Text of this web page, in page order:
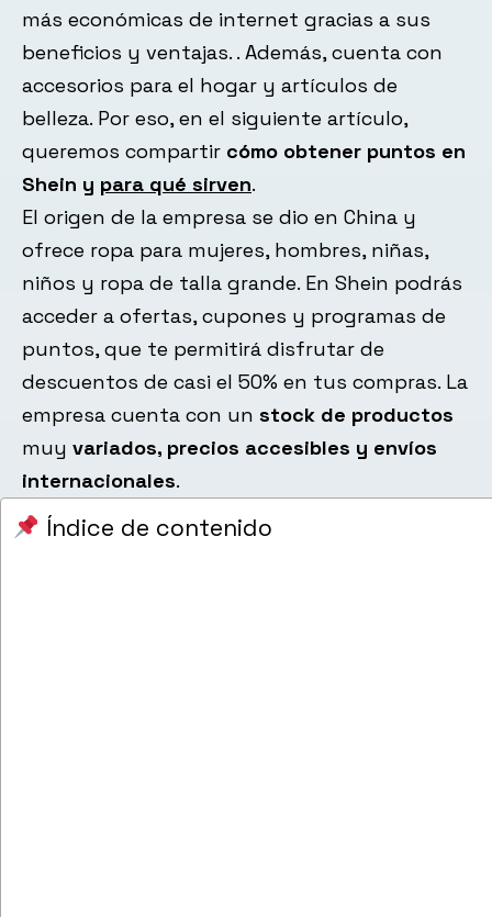
más económicas de internet gracias a sus
beneficios y ventajas. . Además, cuenta con
accesorios para el hogar y artículos de
belleza. Por eso, en el siguiente artículo,
queremos compartir cómo obtener puntos en
Shein y para qué sirven.
El origen de la empresa se dio en China y
ofrece ropa para mujeres, hombres, niñas,
niños y ropa de talla grande. En Shein podrás
acceder a ofertas, cupones y programas de
puntos, que te permitirá disfrutar de
descuentos de casi el 50% en tus compras. La
empresa cuenta con un stock de productos
muy variados, precios accesibles y envíos
internacionales.
Índice de contenido